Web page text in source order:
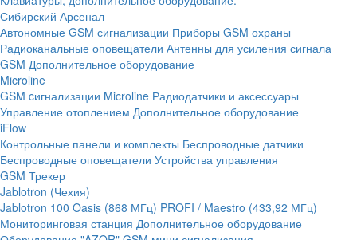
Сибирский Арсенал
Автономные GSM сигнализации Приборы GSM охраны
Радиоканальные оповещатели Антенны для усиления сигнала
GSM Дополнительное оборудование
Microline
GSM cигнализации Microline Радиодатчики и аксессуары
Управление отоплением Дополнительное оборудование
iFlow
Контрольные панели и комплекты Беспроводные датчики
Беспроводные оповещатели Устройства управления
GSM Трекер
Jablotron (Чехия)
Jablotron 100 Oasis (868 МГц) PROFI / Maestro (433,92 МГц)
Мониторинговая станция Дополнительное оборудование